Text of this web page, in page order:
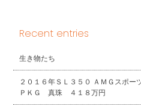
Recent entries
生き物たち
２０１６年ＳＬ３５０ ＡＭＧスポー
ＰＫＧ 真珠 ４１８万円